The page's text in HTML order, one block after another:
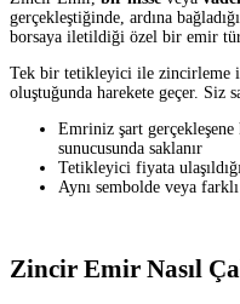
gerçekleştiğinde, ardına
borsaya iletildiği özel bir emir
Tek bir tetikleyici ile zincirleme
oluştuğunda harekete geçer. Siz
Emriniz şart gerçekleşene
sunucusunda saklanır
Tetikleyici fiyata
Aynı sembolde veya
Zincir Emir Nasıl